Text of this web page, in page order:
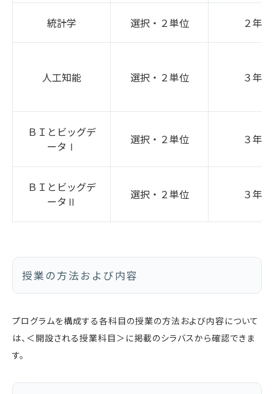
統計学 選択・２単位 ２年次
人工知能 選択・２単位 ３年次
ＢＩとビッグデ
ータⅠ
選択・２単位 ３年次
ＢＩとビッグデ
ータⅡ
選択・２単位 ３年次
授業の方法および内容
プログラムを構成する各科目の授業の方法および内容について
は、＜開設される授業科目＞に掲載のシラバスから確認できま
す。